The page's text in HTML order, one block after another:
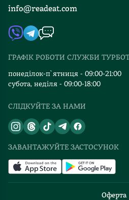
Контакти
Автори
Видавництва
Відгуки та оцінка RDT
info@readeat.com
ГРАФІК РОБОТИ СЛУЖБИ
понеділок-п`ятниця - 09:00-21:00
субота, неділя - 09:00-18:00
СЛІДКУЙТЕ ЗА НАМИ
ЗАВАНТАЖУЙТЕ ЗАСТОСУНОК
Оферта